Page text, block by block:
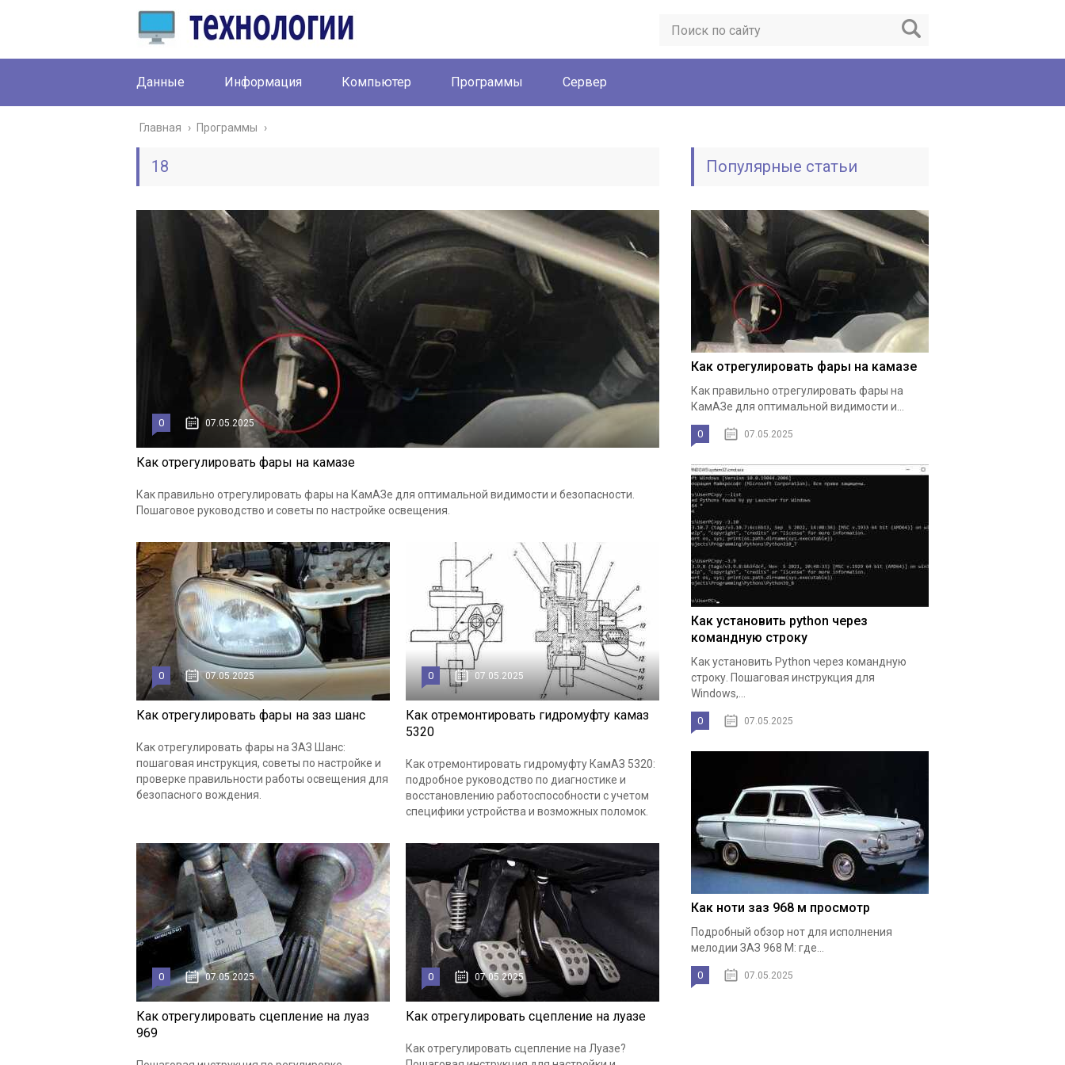
Данные Информация Компьютер Программы Сервер
Главная › Программы ›
18
0 07.05.2025
Как отрегулировать фары на камазе
Как правильно отрегулировать фары на КамАЗе для оптимальной видимости и безопасности.
Пошаговое руководство и советы по настройке освещения.
0 07.05.2025
Как отрегулировать фары на заз шанс
Как отрегулировать фары на ЗАЗ Шанс:
пошаговая инструкция, советы по настройке и
проверке правильности работы освещения для
безопасного вождения.
0 07.05.2025
Как отремонтировать гидромуфту камаз
5320
Как отремонтировать гидромуфту КамАЗ 5320:
подробное руководство по диагностике и
восстановлению работоспособности с учетом
специфики устройства и возможных поломок.
0 07.05.2025
Как отрегулировать сцепление на луаз
969
0 07.05.2025
Как отрегулировать сцепление на луазе
Как отрегулировать сцепление на Луазе?
Популярные статьи
Как отрегулировать фары на камазе
Как правильно отрегулировать фары на
КамАЗе для оптимальной видимости и...
0 07.05.2025
Как установить python через
командную строку
Как установить Python через командную
строку. Пошаговая инструкция для
Windows,...
0 07.05.2025
Как ноти заз 968 м просмотр
Подробный обзор нот для исполнения
мелодии ЗАЗ 968 М: где...
0 07.05.2025